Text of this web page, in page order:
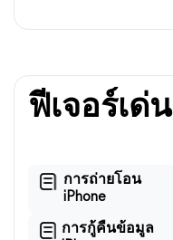
ฟีเจอร์เด่น
การถ่ายโอน
iPhone
การกู้คืนข้อมูล